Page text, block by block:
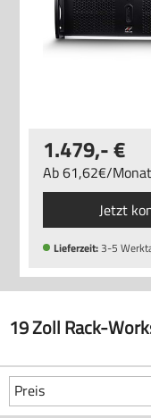
1.479,-
Ab61,62 /Monat
Jetzt
Lieferzeit:3-5
19 Zoll Rack-
Preis